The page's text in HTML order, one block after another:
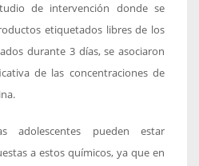
de intervención donde se
etiquetados libres de los
durante 3 días, se asociaron
de las concentraciones de
adolescentes pueden estar
a estos químicos, ya que en